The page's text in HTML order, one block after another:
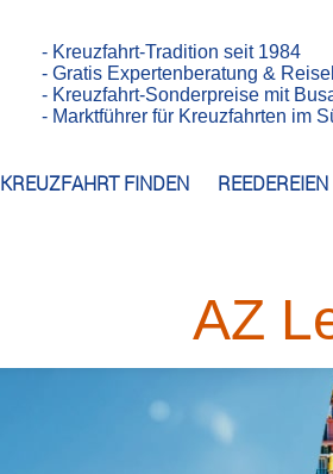
KREUZFAHRT FINDEN REEDEREIEN
- Kreuzfahrt-Tradition seit 1984
- Gratis Expertenberatung &
- Kreuzfahrt-Sonderpreise mit
- Marktführer für Kreuzfahrten im
AZ